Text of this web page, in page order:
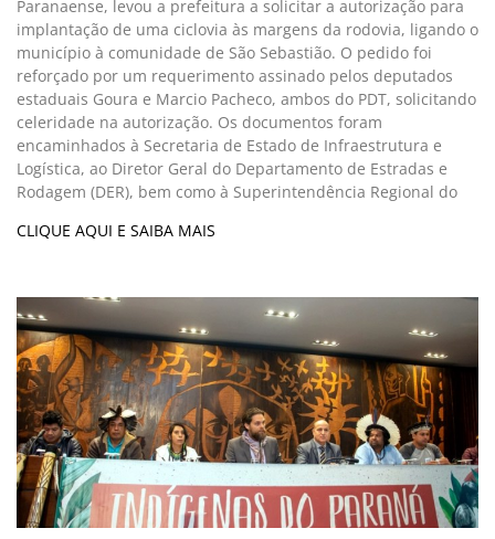
Paranaense, levou a prefeitura a solicitar a autorização para
implantação de uma ciclovia às margens da rodovia, ligando o
município à comunidade de São Sebastião. O pedido foi
reforçado por um requerimento assinado pelos deputados
estaduais Goura e Marcio Pacheco, ambos do PDT, solicitando
celeridade na autorização. Os documentos foram
encaminhados à Secretaria de Estado de Infraestrutura e
Logística, ao Diretor Geral do Departamento de Estradas e
Rodagem (DER), bem como à Superintendência Regional do
CLIQUE AQUI E SAIBA MAIS